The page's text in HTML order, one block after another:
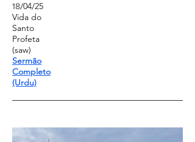
18/04/25
Vida do
Santo
Profeta
(saw)
Sermão
Completo
(Urdu)